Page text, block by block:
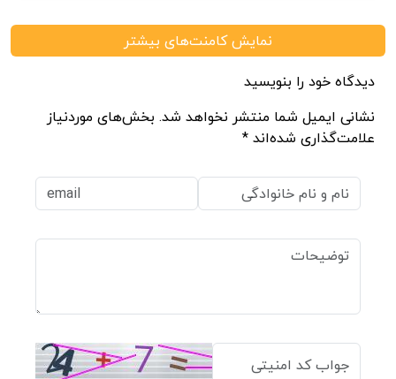
نمایش کامنت‌های بیشتر
دیدگاه خود را بنویسید
نشانی ایمیل شما منتشر نخواهد شد. بخش‌های موردنیاز
علامت‌گذاری شده‌اند *